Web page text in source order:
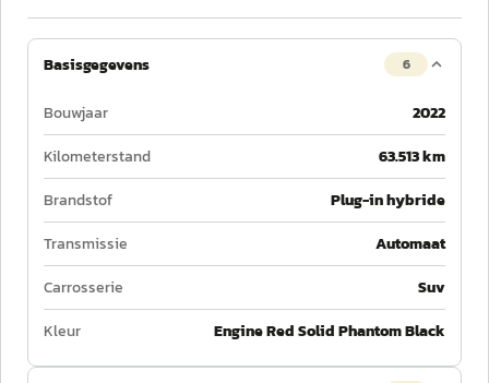
Basisgegevens 6
Bouwjaar
2022
Kilometerstand
63.513 km
Brandstof
Plug-in hybride
Transmissie
Automaat
Carrosserie
Suv
Kleur
Engine Red Solid Phantom Black